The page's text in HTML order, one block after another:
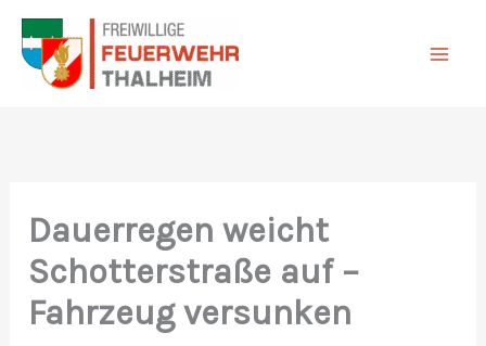
Zum
Inhalt
springen
Dauerregen weicht
Schotterstraße auf –
Fahrzeug versunken